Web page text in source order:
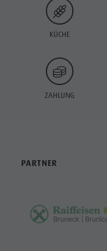
KÜCHE
ZAHLUNG
PARTNER